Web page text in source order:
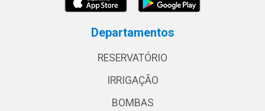
Departamentos
RESERVATÓRIO
IRRIGAÇÃO
BOMBAS